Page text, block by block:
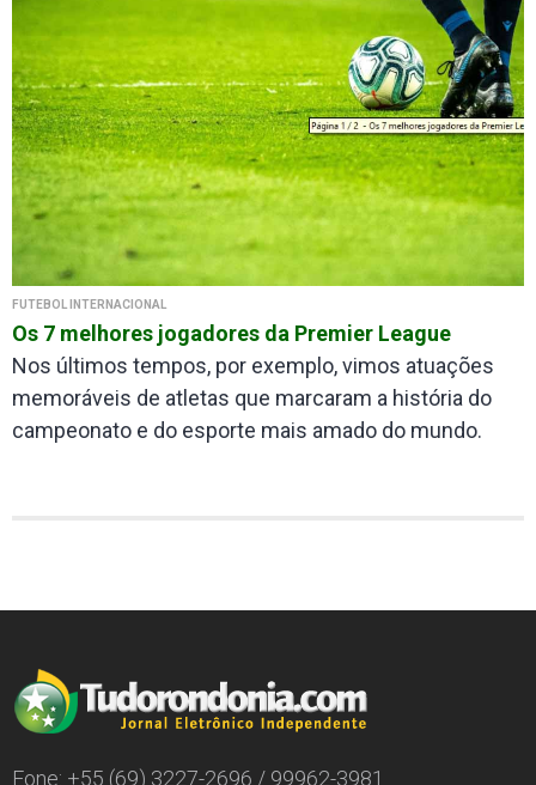
FUTEBOL INTERNACIONAL
Os 7 melhores jogadores da Premier League
Nos últimos tempos, por exemplo, vimos atuações
memoráveis de atletas que marcaram a história do
campeonato e do esporte mais amado do mundo.
Fone: +55 (69) 3227-2696 / 99962-3981